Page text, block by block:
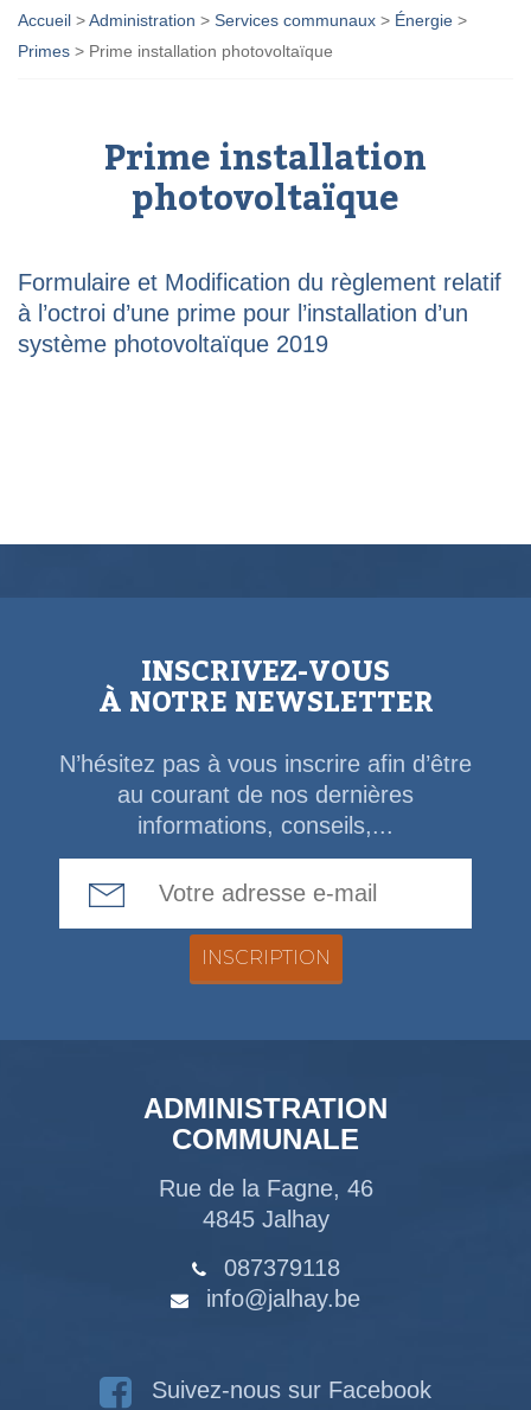
Accueil >Administration > Services communaux > Énergie >
Primes > Prime installation photovoltaïque
Prime installation
photovoltaïque
Formulaire et Modification du règlement relatif
à l’octroi d’une prime pour l’installation d’un
système photovoltaïque 2019
INSCRIVEZ-VOUS
À NOTRE NEWSLETTER
N’hésitez pas à vous inscrire afin d’être
au courant de nos dernières
informations, conseils,...
ADMINISTRATION
COMMUNALE
Rue de la Fagne, 46
4845 Jalhay
087379118
info@jalhay.be
Suivez-nous sur Facebook